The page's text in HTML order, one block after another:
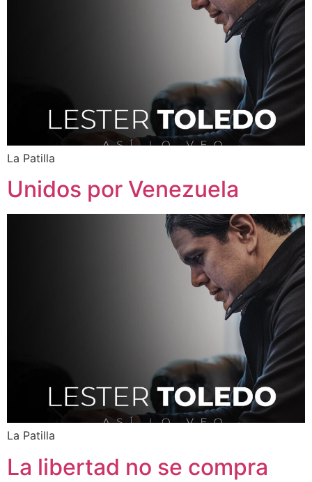
La Patilla
Unidos por Venezuela
La Patilla
La libertad no se compra